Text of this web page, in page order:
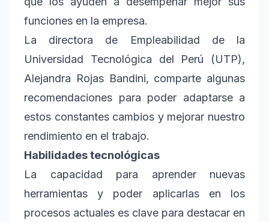
funciones en la empresa.
La directora de Empleabilidad de la
Universidad Tecnológica del Perú (UTP),
Alejandra Rojas Bandini, comparte algunas
recomendaciones para poder adaptarse a
estos constantes cambios y mejorar nuestro
rendimiento en el trabajo.
Habilidades tecnológicas
La capacidad para aprender nuevas
herramientas y poder aplicarlas en los
procesos actuales es clave para destacar en